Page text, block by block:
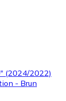
(2024/2022)
- Brun